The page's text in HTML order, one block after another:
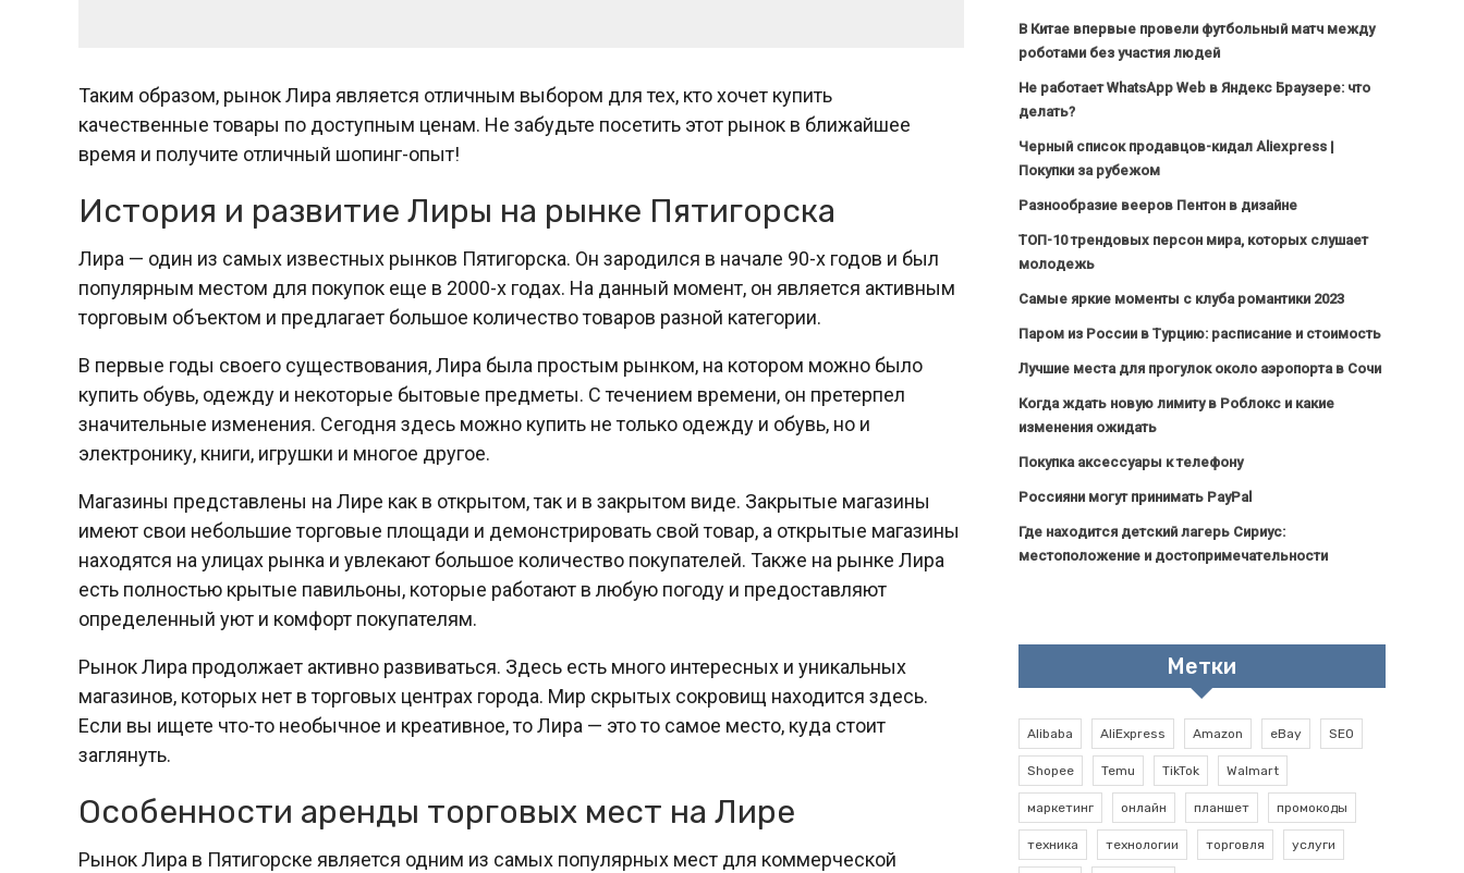
Таким образом, рынок Лира является отличным выбором для тех, кто хочет купить
качественные товары по доступным ценам. Не забудьте посетить этот рынок в ближайшее
время и получите отличный шопинг-опыт!
История и развитие Лиры на рынке Пятигорска
Лира — один из самых известных рынков Пятигорска. Он зародился в начале 90-х годов и был
популярным местом для покупок еще в 2000-х годах. На данный момент, он является активным
торговым объектом и предлагает большое количество товаров разной категории.
В первые годы своего существования, Лира была простым рынком, на котором можно было
купить обувь, одежду и некоторые бытовые предметы. С течением времени, он претерпел
значительные изменения. Сегодня здесь можно купить не только одежду и обувь, но и
электронику, книги, игрушки и многое другое.
Магазины представлены на Лире как в открытом, так и в закрытом виде. Закрытые магазины
имеют свои небольшие торговые площади и демонстрировать свой товар, а открытые магазины
находятся на улицах рынка и увлекают большое количество покупателей. Также на рынке Лира
есть полностью крытые павильоны, которые работают в любую погоду и предоставляют
определенный уют и комфорт покупателям.
Рынок Лира продолжает активно развиваться. Здесь есть много интересных и уникальных
магазинов, которых нет в торговых центрах города. Мир скрытых сокровищ находится здесь.
Если вы ищете что-то необычное и креативное, то Лира — это то самое место, куда стоит
заглянуть.
Особенности аренды торговых мест на Лире
Рынок Лира в Пятигорске является одним из самых популярных мест для коммерческой
В Китае впервые провели футбольный матч между
роботами без участия людей
Не работает WhatsApp Web в Яндекс Браузере: что
делать?
Черный список продавцов-кидал Aliexpress |
Покупки за рубежом
Разнообразие вееров Пентон в дизайне
ТОП-10 трендовых персон мира, которых слушает
молодежь
Самые яркие моменты с клуба романтики 2023
Паром из России в Турцию: расписание и стоимость
Лучшие места для прогулок около аэропорта в Сочи
Когда ждать новую лимиту в Роблокс и какие
изменения ожидать
Покупка аксессуары к телефону
Россияни могут принимать PayPal
Где находится детский лагерь Сириус:
местоположение и достопримечательности
Метки
Alibaba AliExpress Amazon eBay SEO
Shopee Temu TikTok Walmart
маркетинг онлайн планшет промокоды
техника технологии торговля услуги